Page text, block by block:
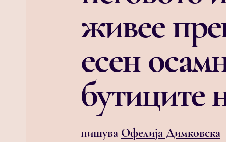
живее
есен
бутиците
пишува Офелија Димковска